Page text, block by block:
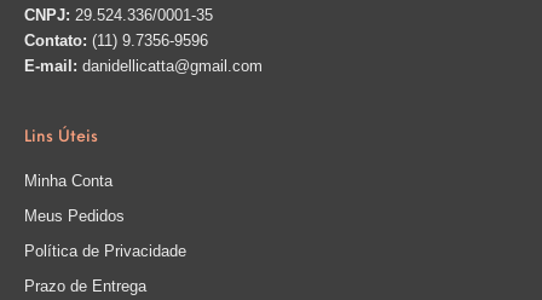
CNPJ: 29.524.336/0001-35
Contato: (11) 9.7356-9596
E-mail: danidellicatta@gmail.com
Lins Úteis
Minha Conta
Meus Pedidos
Política de Privacidade
Prazo de Entrega